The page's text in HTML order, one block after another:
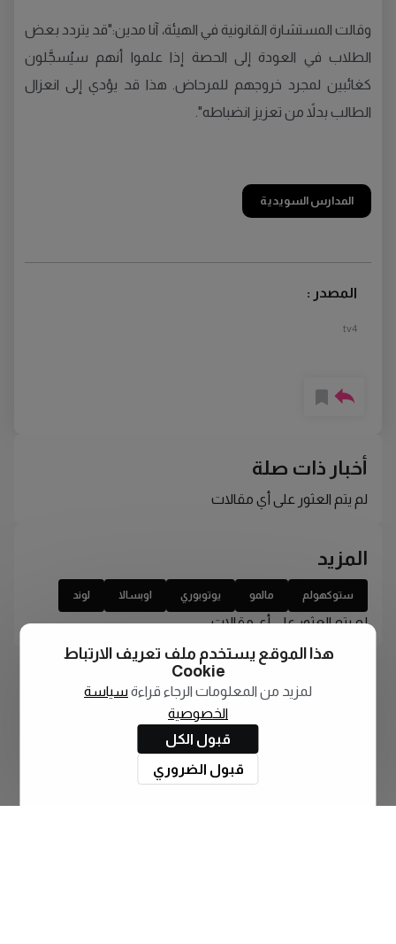
وقالت المستشارة القانونية في الهيئة، آنا مدين:"قد يتردد بعض
الطلاب في العودة إلى الحصة إذا علموا أنهم سيُسجَّلون
كغائبين لمجرد خروجهم للمرحاض. هذا قد يؤدي إلى انعزال
الطالب بدلاً من تعزيز انضباطه".
المدارس السويدية
المصدر :
tv4
أخبار ذات صلة
لم يتم العثور على أي مقالات
المزيد
ستوكهولم مالمو يوتوبوري اوبسالا لوند
لم يتم العثور على أي مقالات
هذا الموقع يستخدم ملف تعريف الارتباط
Cookie
لمزيد من المعلومات الرجاء قراءة سياسة
الخصوصية
قبول الكل
قبول الضروري